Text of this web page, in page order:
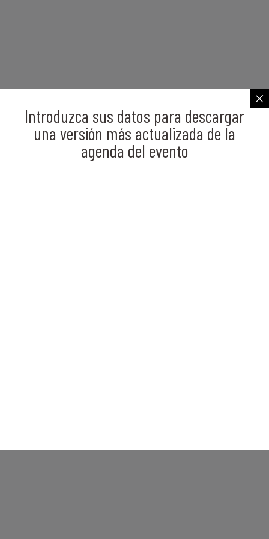
Introduzca sus datos para descargar
una versión más actualizada de la
agenda del evento